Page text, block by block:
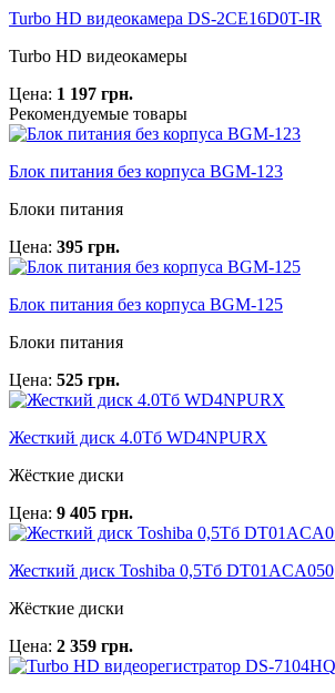
Turbo HD видеокамера DS-2CE16D0T-IR
Turbo HD видеокамеры
Цена: 1 197 грн.
Рекомендуемые товары
Блок питания без корпуса BGM-123
Блоки питания
Цена: 395 грн.
Блок питания без корпуса BGM-125
Блоки питания
Цена: 525 грн.
Жесткий диск 4.0Тб WD4NPURX
Жёсткие диски
Цена: 9 405 грн.
Жесткий диск Toshiba 0,5Тб DT01ACA050
Жёсткие диски
Цена: 2 359 грн.